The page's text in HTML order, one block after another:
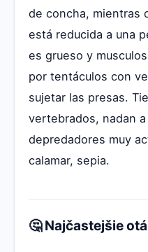
de concha, mientras
está reducida a una
es grueso y
por tentáculos con
sujetar las presas.
vertebrados, nadan
depredadores muy
calamar, sepia.
🤔 Najčastejšie